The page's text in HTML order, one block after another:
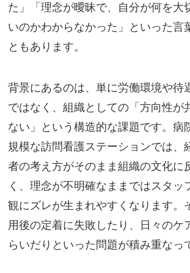
た」「理念が曖昧で、自分が何を大
いのかわからなかった」といった言
ともあります。
背景にあるのは、単に労働環境や待
ではなく、組織としての「方向性が
ない」という構造的な課題です。病
規模な訪問看護ステーションでは、
者の考え方がそのまま組織の文化に
く、理念が不明確なままではスタッ
観にズレが生まれやすくなります。
用後の定着に失敗したり、日々のケ
らいだりといった問題が積み重なっ